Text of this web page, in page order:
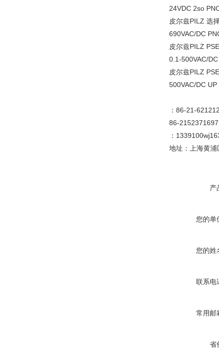
24VDC 2so
皮尔兹PILZ 选
690VAC/DC
皮尔兹PILZ
0.1-500VAC/
皮尔兹PILZ
500VAC/DC
：86-21-
86-2152371697
：
地址：上海黄
产
您的单
您的姓
联系电
常用邮
省